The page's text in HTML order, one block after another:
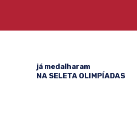
já medalharam
NA SELETA OLIMPÍADAS